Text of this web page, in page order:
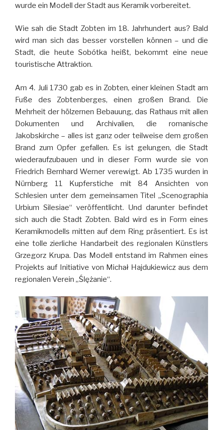
wurde ein Modell der Stadt aus Keramik vorbereitet.
Wie sah die Stadt Zobten im 18. Jahrhundert aus? Bald
wird man sich das besser vorstellen können – und die
Stadt, die heute Sobótka heißt, bekommt eine neue
touristische Attraktion.
Am 4. Juli 1730 gab es in Zobten, einer kleinen Stadt am
Fuße des Zobtenberges, einen großen Brand. Die
Mehrheit der hölzernen Bebauung, das Rathaus mit allen
Dokumenten und Archivalien, die romanische
Jakobskirche – alles ist ganz oder teilweise dem großen
Brand zum Opfer gefallen. Es ist gelungen, die Stadt
wiederaufzubauen und in dieser Form wurde sie von
Friedrich Bernhard Werner verewigt. Ab 1735 wurden in
Nürnberg 11 Kupferstiche mit 84 Ansichten von
Schlesien unter dem gemeinsamen Titel „Scenographia
Urbium Silesiae“ veröffentlicht. Und darunter befindet
sich auch die Stadt Zobten. Bald wird es in Form eines
Keramikmodells mitten auf dem Ring präsentiert. Es ist
eine tolle zierliche Handarbeit des regionalen Künstlers
Grzegorz Krupa. Das Modell entstand im Rahmen eines
Projekts auf Initiative von Michał Hajdukiewicz aus dem
regionalen Verein „Ślężanie“.